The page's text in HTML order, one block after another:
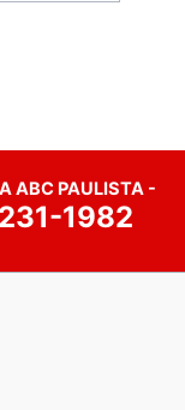
ABC PAULISTA -
1982